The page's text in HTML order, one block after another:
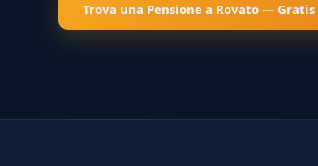
Trova una Pensione a Rovato — Gratis